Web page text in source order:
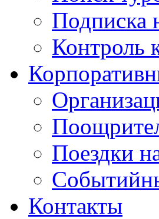
Подписка
Контроль
Поездки
Контакты